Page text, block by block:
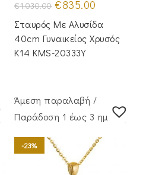
€1,030.00 Original
price
was:
€1,030.00.
€835.00
τιμή
είναι:
€835.00.
Σταυρός Mε Aλυσίδα
40cm Γυναικείος Χρυσός
Κ14 KMS-20333Y
Άμεση παραλαβή /
Παράδoση 1 έως 3 ημέρες
-23%